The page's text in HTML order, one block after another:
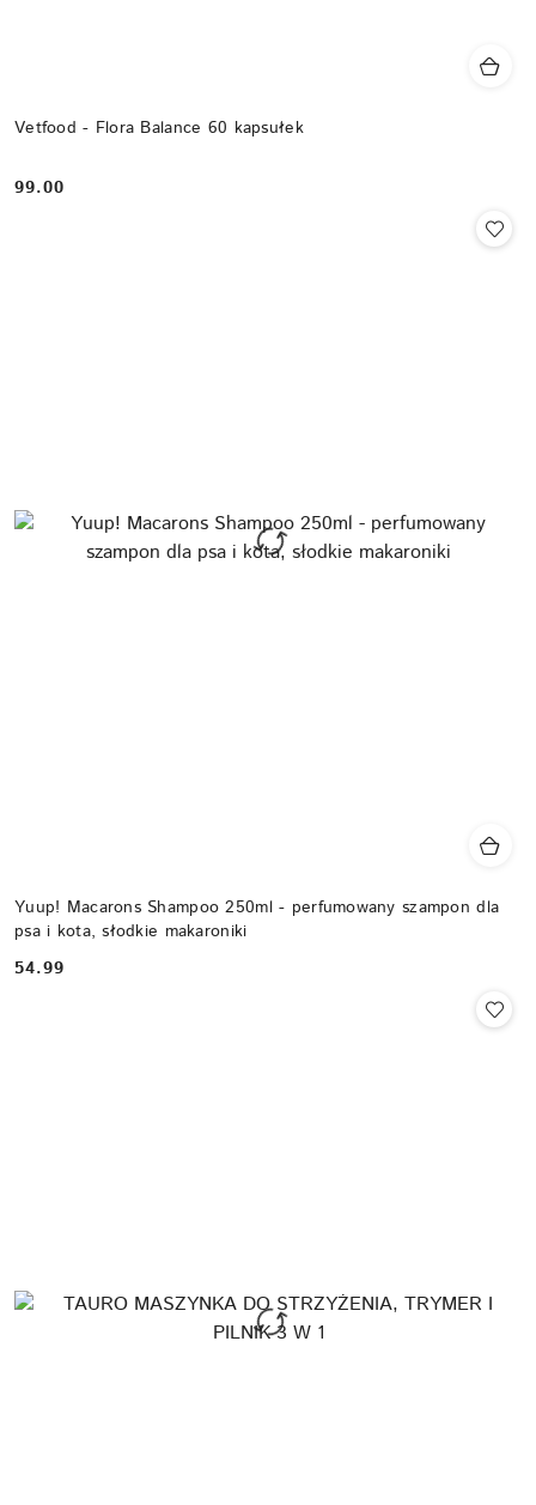
Vetfood - Flora Balance 60 kapsułek
Cena:
99.00
Yuup! Macarons Shampoo 250ml - perfumowany szampon dla
psa i kota, słodkie makaroniki
Cena:
54.99